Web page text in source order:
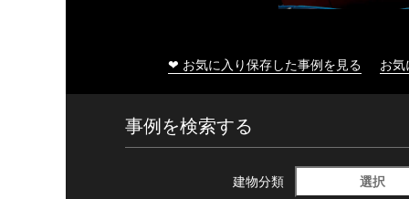
❤ お気に入り保存した事例を見る お
事例を検索する
建物分類 選択